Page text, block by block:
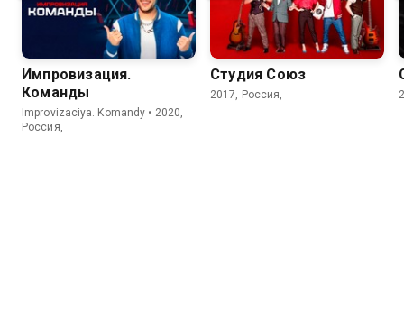
Импровизация.
Команды
Improvizaciya. Komandy • 2020,
Россия,
Студия Союз
2017, Россия,